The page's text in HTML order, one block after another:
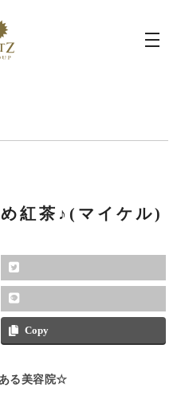
紅茶♪(マイケル)
Copy
る美容院☆